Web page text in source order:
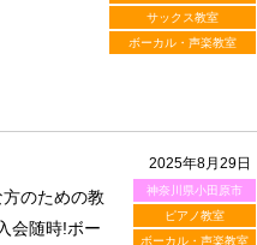
サックス教室
ボーカル・声楽教室
2025年8月29日
神奈川県小田原市
ピアノ教室
ボーカル・声楽教室
のための教
会随時!ボー